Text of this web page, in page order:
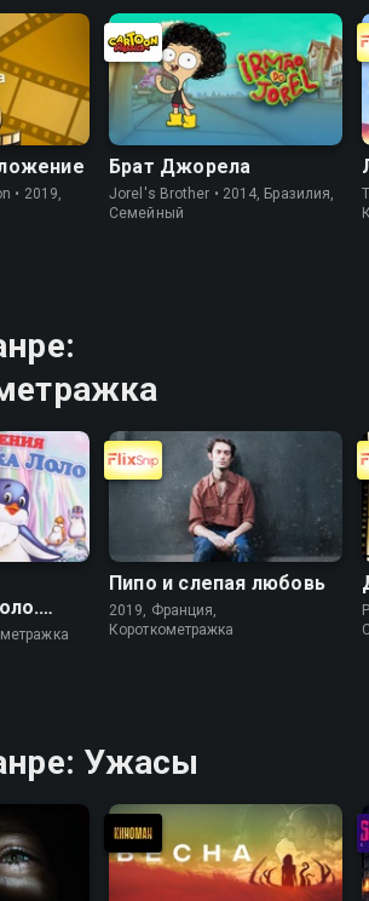
• 2019,
Брат Джорела
Jorel's Brother • 2014, Бразилия,
Cемейный
Пипо и слепая любовь
2019, Франция,
Короткометражка
Ужасы